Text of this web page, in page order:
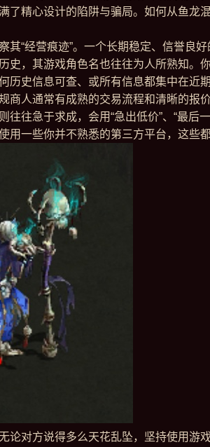
了精心设计的陷阱与骗局。如何从鱼
其“经营痕迹”。一个长期稳定、信誉良
史，其游戏角色名也往往为人所熟知
历史信息可查、或所有信息都集中在近
商人通常有成熟的交易流程和清晰的
往往急于求成，会用“急出低价”、“最
用一些你并不熟悉的第三方平台，这些都
论对方说得多么天花乱坠，坚持使用